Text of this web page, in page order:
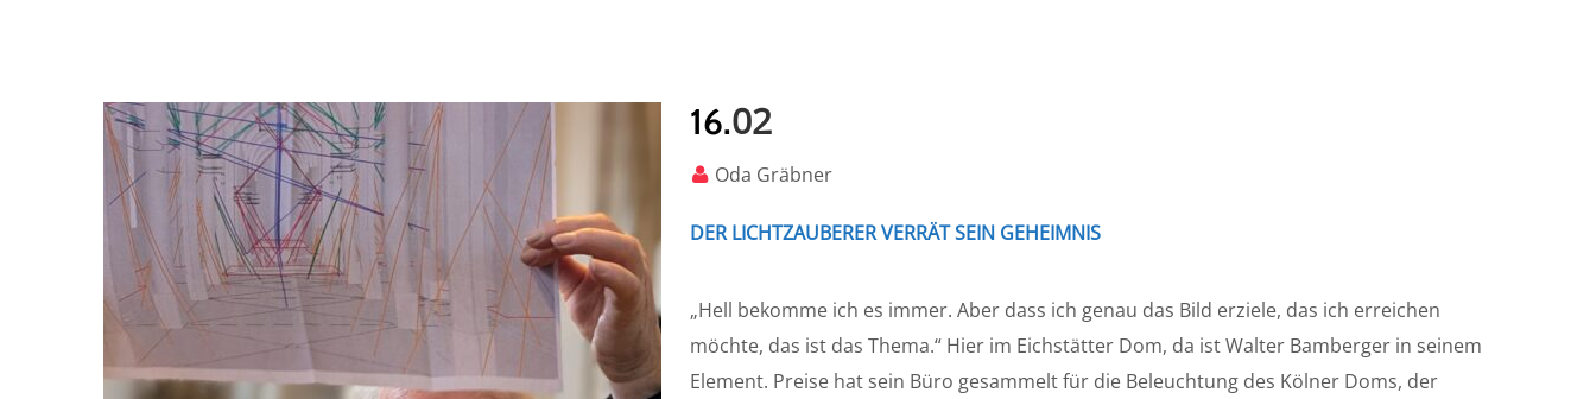
16.02
Oda Gräbner
DER LICHTZAUBERER VERRÄT SEIN GEHEIMNIS
„Hell bekomme ich es immer. Aber dass ich genau das Bild erziele, das ich erreichen
möchte, das ist das Thema.“ Hier im Eichstätter Dom, da ist Walter Bamberger in seinem
Element. Preise hat sein Büro gesammelt für die Beleuchtung des Kölner Doms, der